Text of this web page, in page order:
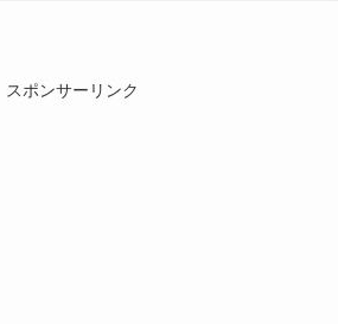
スポンサーリンク